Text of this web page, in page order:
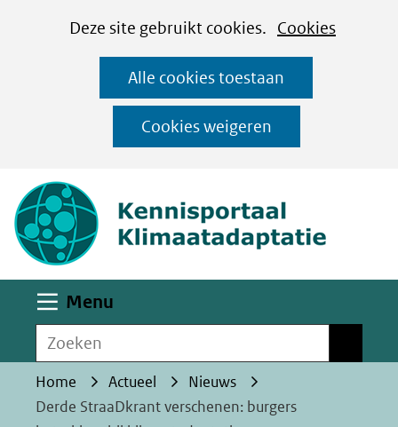
CookiesDeze site gebruikt cookies. Cookies
op
deze
website
worden
toegestaan
geweigerd.
Alle cookies toestaan
Cookies weigeren
Ga
naar
de
inhoud
Menu
Zoeken
Home Actueel
Nieuws
Derde StraaDkrant verschenen: burgers